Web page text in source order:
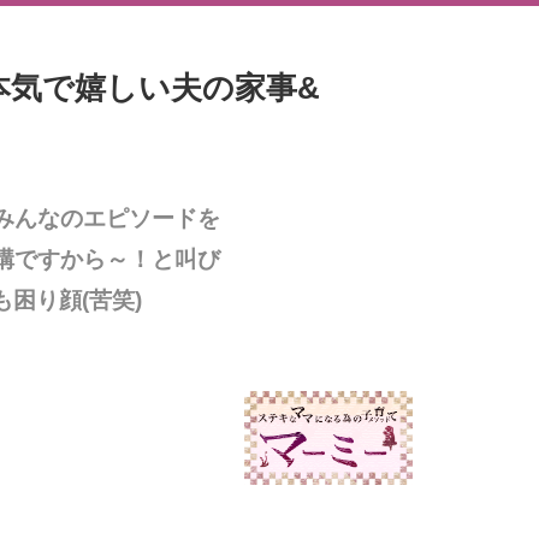
で嬉しい夫の家事&
んなのエピソードを
ですから～！と叫び
困り顔(苦笑)